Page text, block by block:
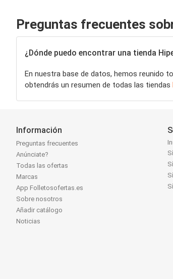
Preguntas frecuentes
¿Dónde puedo encontrar una tienda
En nuestra base de datos, hemos reunido
obtendrás un resumen de todas las tiendas
Información
Preguntas frecuentes
Anúnciate?
Todas las ofertas
Marcas
App Folletosofertas.es
Sobre nosotros
Añadir catálogo
Noticias